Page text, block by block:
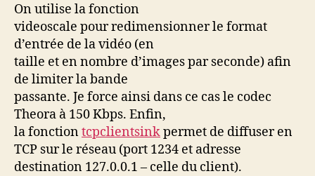
On utilise la fonction
videoscale pour redimensionner le format
d’entrée de la vidéo (en
taille et en nombre d’images par seconde) afin
de limiter la bande
passante. Je force ainsi dans ce cas le codec
Theora à 150 Kbps. Enfin,
la fonctiontcpclientsinkpermet de diffuser en
TCP sur le réseau (port 1234 et adresse
destination 127.0.0.1 – celle du client).